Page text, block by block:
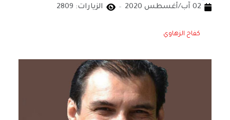
02 آب/أغسطس 2020
الزيارات: 2809
كفاح الزهاوي